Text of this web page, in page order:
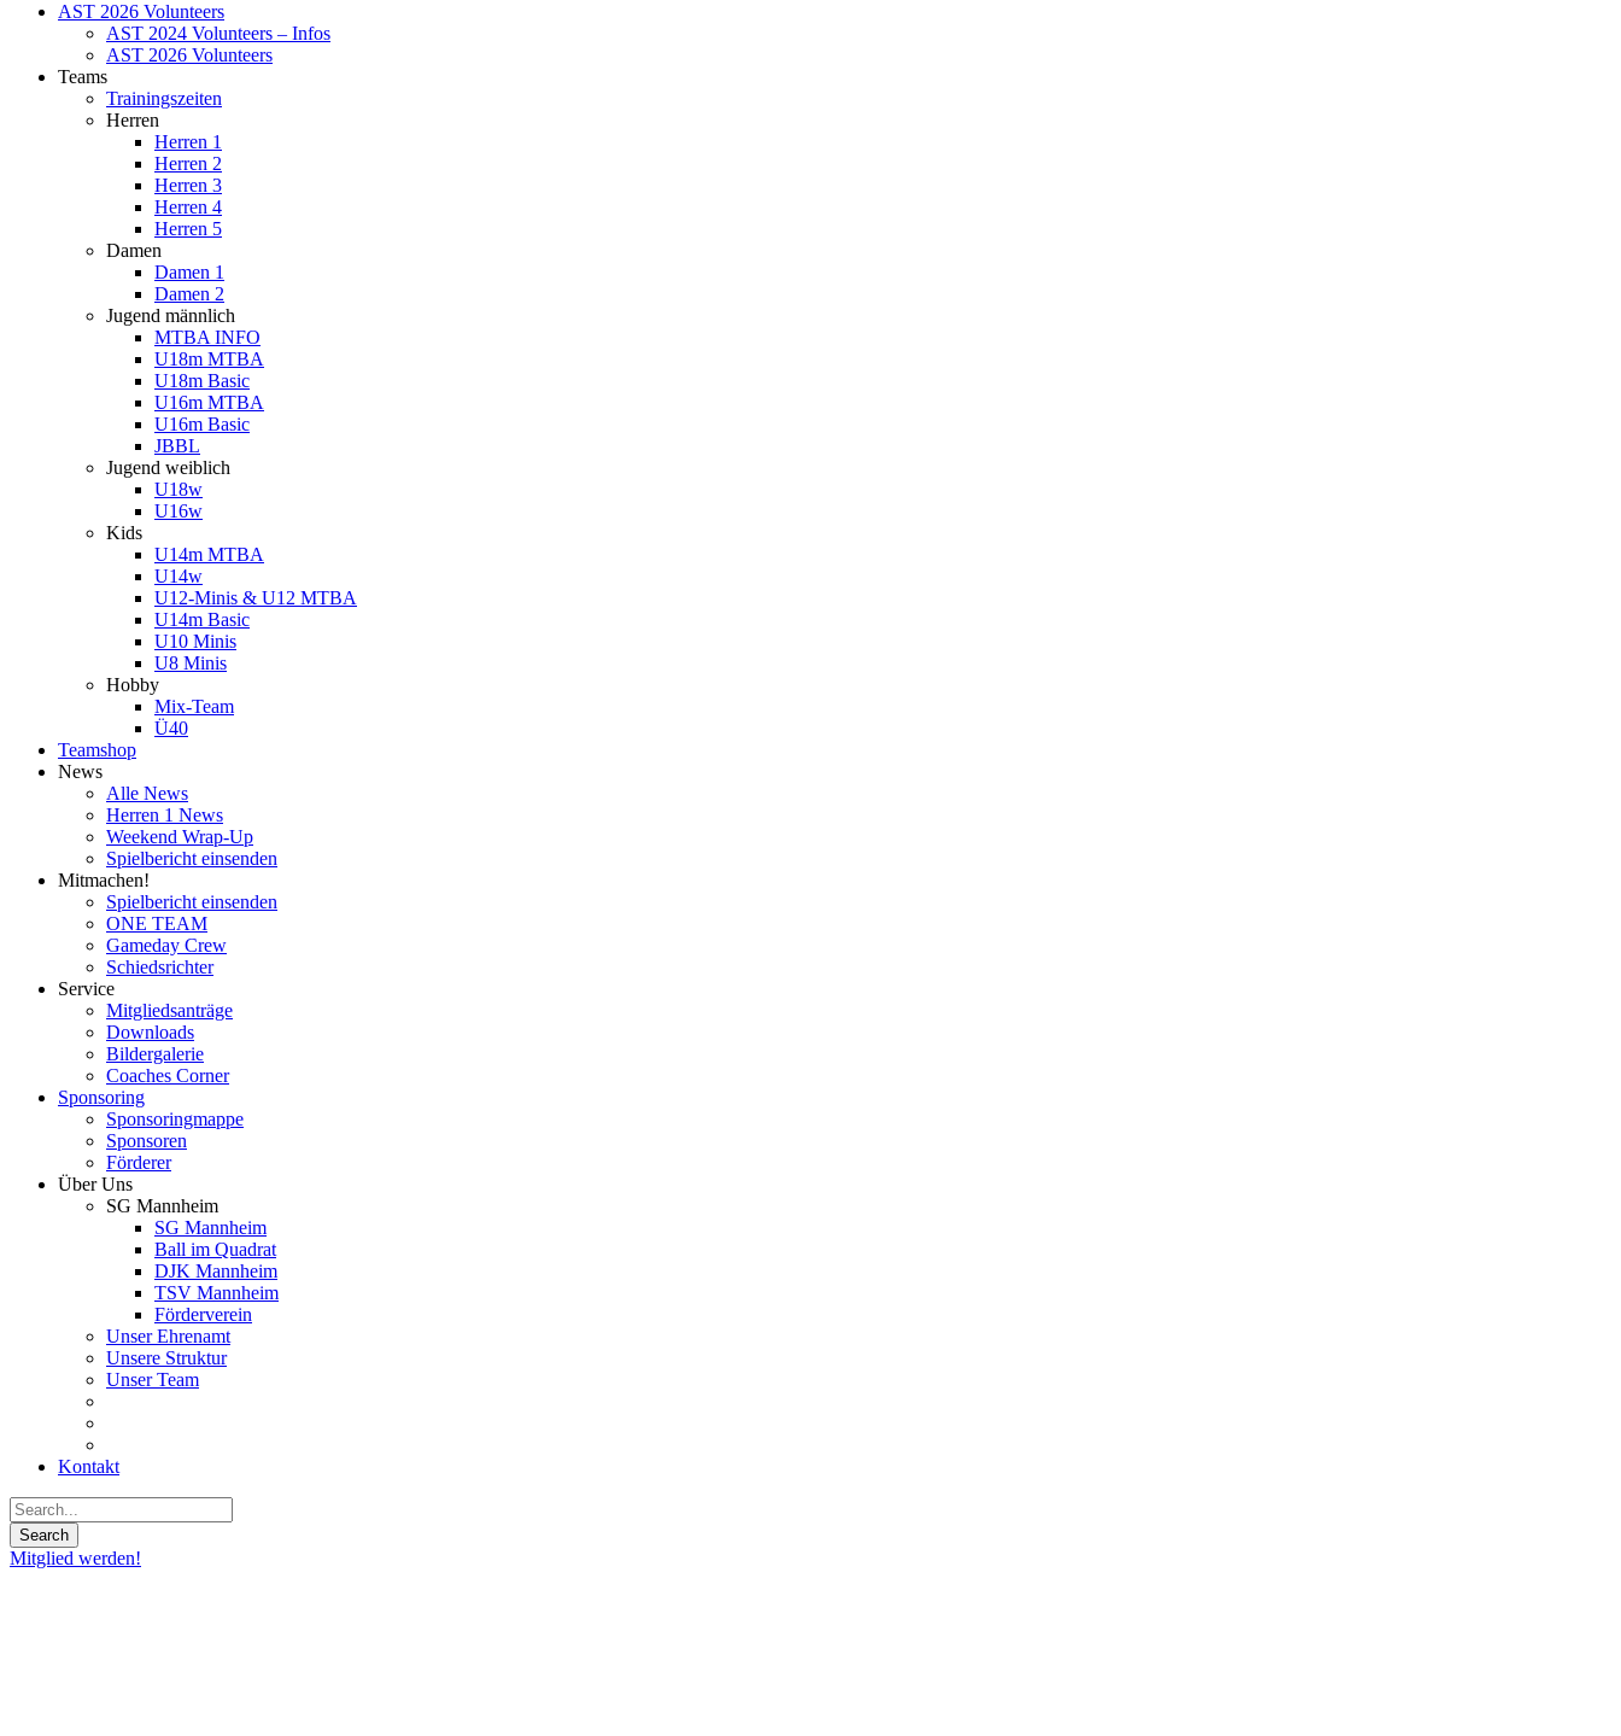
AST 2026 Volunteers
AST 2024 Volunteers – Infos
AST 2026 Volunteers
Teams
Trainingszeiten
Herren
Herren 1
Herren 2
Herren 3
Herren 4
Herren 5
Damen
Damen 1
Damen 2
Jugend männlich
MTBA INFO
U18m MTBA
U18m Basic
U16m MTBA
U16m Basic
JBBL
Jugend weiblich
U18w
U16w
Kids
U14m MTBA
U14w
U12-Minis & U12 MTBA
U14m Basic
U10 Minis
U8 Minis
Hobby
Mix-Team
Ü40
Teamshop
News
Alle News
Herren 1 News
Weekend Wrap-Up
Spielbericht einsenden
Mitmachen!
Spielbericht einsenden
ONE TEAM
Gameday Crew
Schiedsrichter
Service
Mitgliedsanträge
Downloads
Bildergalerie
Coaches Corner
Sponsoring
Sponsoringmappe
Sponsoren
Förderer
Über Uns
SG Mannheim
SG Mannheim
Ball im Quadrat
DJK Mannheim
TSV Mannheim
Förderverein
Unser Ehrenamt
Unsere Struktur
Unser Team
Kontakt
Mitglied werden!